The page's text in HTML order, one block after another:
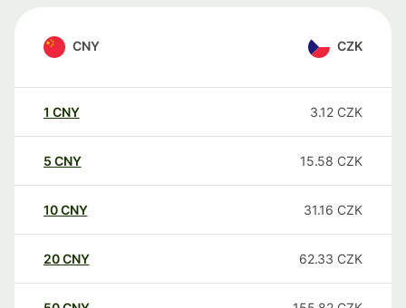
CNY CZK
1 CNY 3.12 CZK
5 CNY 15.58 CZK
10CNY 31.16 CZK
20CNY 62.33 CZK